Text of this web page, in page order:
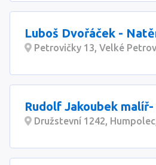
Luboš Dvořáček -
Petrovičky 13, Velké
Rudolf Jakoubek
Družstevní 1242,